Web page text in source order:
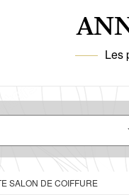
Les
SALON DE COIFFURE